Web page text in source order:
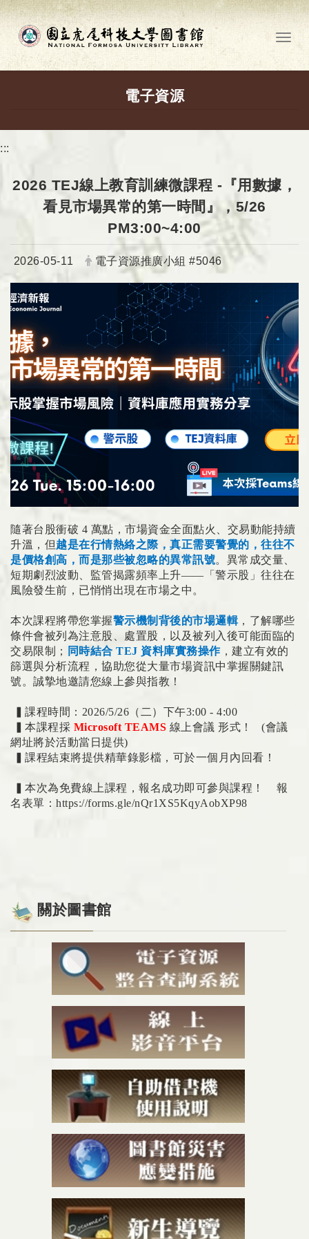
跳到主要內容
電子資源
:::
關於圖書館
2026 TEJ線上教育訓練微課程 -『用數據，
看見市場異常的第一時間』，5/26
PM3:00~4:00
日期：
2026-05-11 發布者：
電子資源推廣小組 #5046
隨著台股衝破 4 萬點，市場資金全面點火、交易動能持續
升溫，但越是在行情熱絡之際，真正需要警覺的，往往不
是價格創高，而是那些被忽略的異常訊號。異常成交量、
短期劇烈波動、監管揭露頻率上升——「警示股」往往在
風險發生前，已悄悄出現在市場之中。
本次課程將帶您掌握警示機制背後的市場邏輯，了解哪些
條件會被列為注意股、處置股，以及被列入後可能面臨的
交易限制；
同時結合 TEJ 資料庫實務操作，建立有效的
篩選與分析流程，協助您從大量市場資訊中掌握關鍵訊
號。誠摯地邀請您線上參與指教！
▍課程時間：2026/5/26（二）下午3:00 - 4:00
▍本課程採 Microsoft TEAMS 線上會議 形式！ (會議
網址將於活動當日提供)
▍課程結束將提供精華錄影檔，可於一個月內回看！
▍本次為免費線上課程，報名成功即可參與課程！ 報
名表單： https://forms.gle/nQr1XS5KqyAobXP98